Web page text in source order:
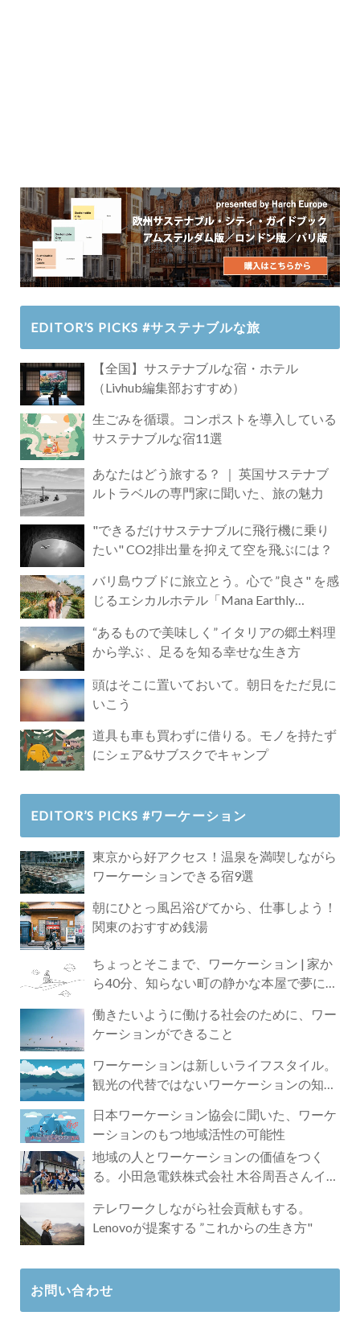
EDITOR’S PICKS #サステナブルな旅
【全国】サステナブルな宿・ホテル
（Livhub編集部おすすめ）
生ごみを循環。コンポストを導入している
サステナブルな宿11選
あなたはどう旅する？ ｜ 英国サステナブ
ルトラベルの専門家に聞いた、旅の魅力
"できるだけサステナブルに飛行機に乗り
たい" CO2排出量を抑えて空を飛ぶには？
バリ島ウブドに旅立とう。心で ”良さ" を感
じるエシカルホテル「Mana Earthly
“あるもので美味しく” イタリアの郷土料理
から学ぶ 、足るを知る幸せな生き方
頭はそこに置いておいて。朝日をただ見に
いこう
道具も車も買わずに借りる。モノを持たず
にシェア&サブスクでキャンプ
EDITOR’S PICKS #ワーケーション
東京から好アクセス！温泉を満喫しながら
ワーケーションできる宿9選
朝にひとっ風呂浴びてから、仕事しよう！
関東のおすすめ銭湯
ちょっとそこまで、ワーケーション | 家か
ら40分、知らない町の静かな本屋で夢に近
働きたいように働ける社会のために、ワー
ケーションができること
ワーケーションは新しいライフスタイル。
観光の代替ではないワーケーションの知ら
日本ワーケーション協会に聞いた、ワーケ
ーションのもつ地域活性の可能性
地域の人とワーケーションの価値をつく
る。小田急電鉄株式会社 木谷周吾さんイン
テレワークしながら社会貢献もする。
Lenovoが提案する ”これからの生き方"
お問い合わせ